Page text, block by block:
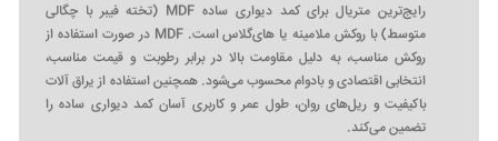
رایج‌ترین متریال برای کمد دیواری ساده MDF (تخته فیبر با چگالی
متوسط) با روکش ملامینه یا های‌گلاس است. MDF در صورت استفاده از
روکش مناسب، به دلیل مقاومت بالا در برابر رطوبت و قیمت مناسب،
انتخابی اقتصادی و بادوام محسوب می‌شود. همچنین استفاده از یراق‌ آلات
باکیفیت و ریل‌های روان، طول عمر و کاربری آسان کمد دیواری ساده را
تضمین می‌کند.